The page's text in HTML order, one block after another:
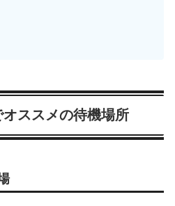
ススメの待機場所